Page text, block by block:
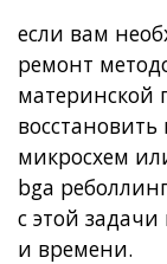
если вам
ремонт
материнской
микросхем
bga
с этой
и времени.